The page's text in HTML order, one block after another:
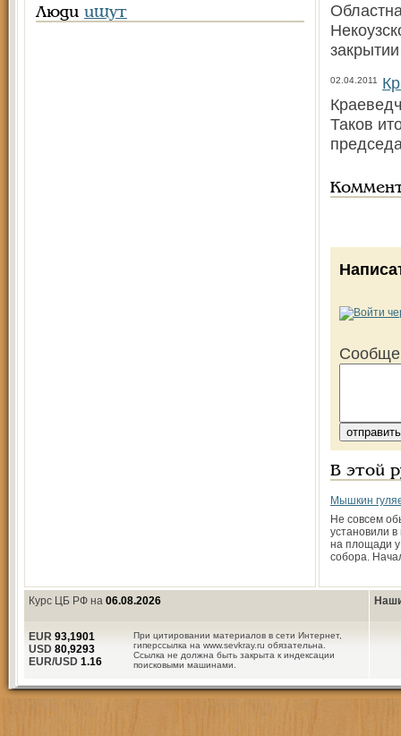
Люди ищут
02.04.2011
Таков
В этой
Мышкин
Не совсем
установили
на площади у
собора.
Курс ЦБ РФ на 06.08.2026
При цитировании материалов в сети Интернет,
гиперссылка на www.sevkray.ru обязательна.
Ссылка не должна быть закрыта к индексации
поисковыми машинами.
EUR 93,1901
USD 80,9293
EUR/USD 1.16